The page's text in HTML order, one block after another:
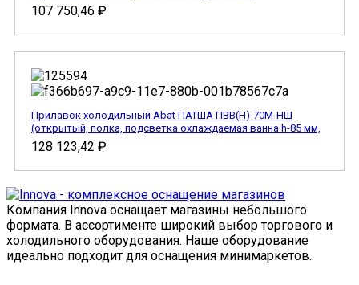
107 750,46 ₽
Прилавок холодильный Abat ПАТША ПВВ(Н)-70М-НШ
(открытый, полка, подсветка охлаждаемая ванна h-85 мм,
128 123,42 ₽
Компания Innova оснащает магазины небольшого
формата. В ассортименте широкий выбор торгового и
холодильного оборудования. Наше оборудование
идеально подходит для оснащения минимаркетов.